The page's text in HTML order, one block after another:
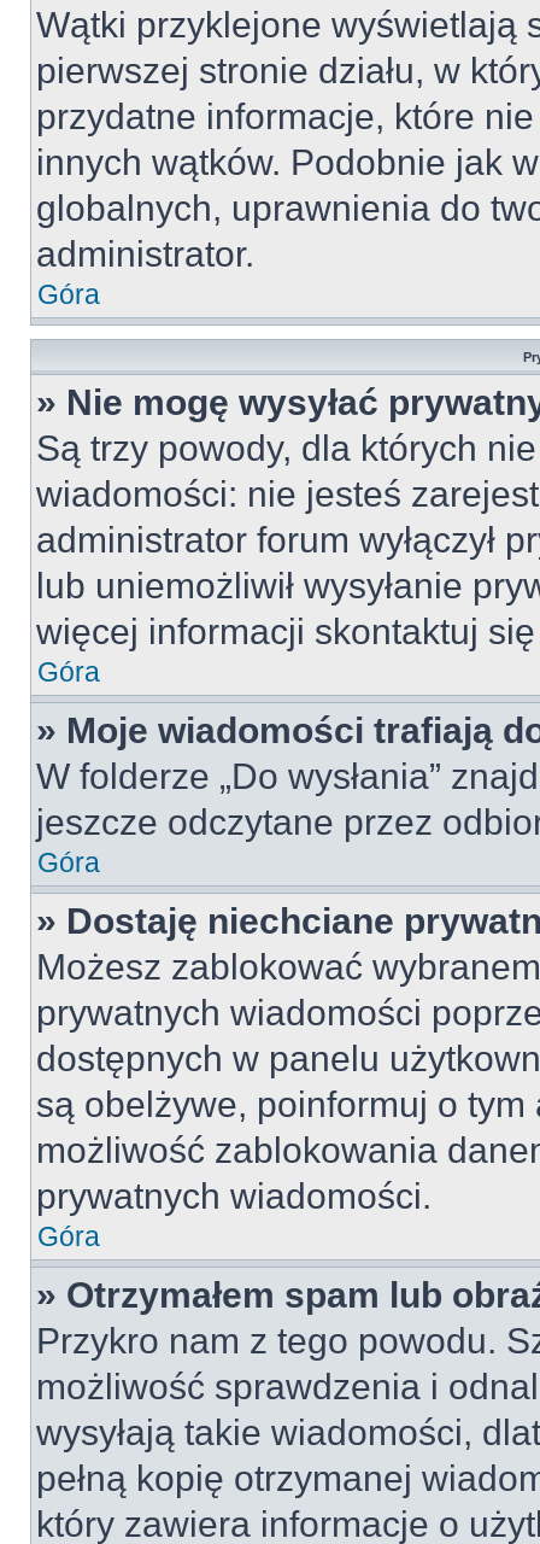
Wątki przyklejone wyświetlają
pierwszej stronie działu, w
przydatne informacje, które
innych wątków. Podobnie jak
globalnych, uprawnienia do
administrator.
Góra
» Nie mogę wysyłać
Są trzy powody, dla których
wiadomości: nie jesteś
administrator forum wyłączył
lub uniemożliwił wysyłanie
więcej informacji skontaktuj
Góra
» Moje wiadomości trafiają
W folderze „Do wysłania”
jeszcze odczytane przez
Góra
» Dostaję niechciane
Możesz zablokować
prywatnych wiadomości
dostępnych w panelu
są obelżywe, poinformuj o
możliwość zablokowania
prywatnych wiadomości.
Góra
» Otrzymałem spam lub
Przykro nam z tego powodu.
możliwość sprawdzenia i
wysyłają takie wiadomości,
pełną kopię otrzymanej
który zawiera informacje o